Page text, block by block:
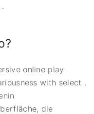
online play
with select .
die